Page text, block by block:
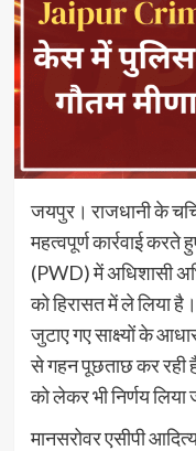
जयपुर। राजधानी के
महत्वपूर्ण कार्रवाई करते
(PWD) में अधिशासी
को हिरासत में ले लिया
जुटाए गए साक्ष्यों के
से गहन पूछताछ कर रही
को लेकर भी निर्णय
मानसरोवर एसीपी